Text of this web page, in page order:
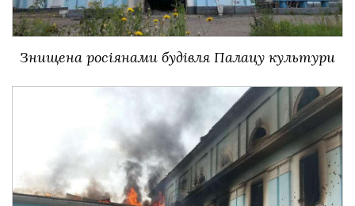
Знищена росіянами будівля Палацу культури